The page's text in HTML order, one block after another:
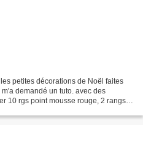
petites décorations de Noël faites
demandé un tuto. avec des
10 rgs point mousse rouge, 2 rangs